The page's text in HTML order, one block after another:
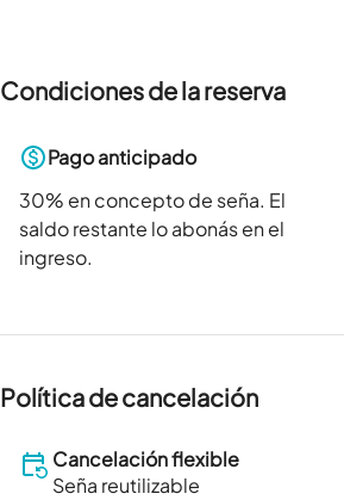
Condiciones de la reserva
Pago anticipado
30% en concepto de seña. El
saldo restante lo abonás en el
ingreso.
Política de cancelación
Cancelación flexible
Seña reutilizable